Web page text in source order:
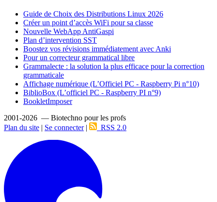
Guide de Choix des Distributions Linux 2026
Créer un point d’accès WiFi pour sa classe
Nouvelle WebApp AntiGaspi
Plan d’intervention SST
Boostez vos révisions immédiatement avec Anki
Pour un correcteur grammatical libre
Grammalecte : la solution la plus efficace pour la correction
grammaticale
Affichage numérique (L’Officiel PC - Raspberry Pi n°10)
BiblioBox (L’officiel PC - Raspberry PI n°9)
BookletImposer
2001-2026 — Biotechno pour les profs
Plan du site | Se connecter| RSS 2.0